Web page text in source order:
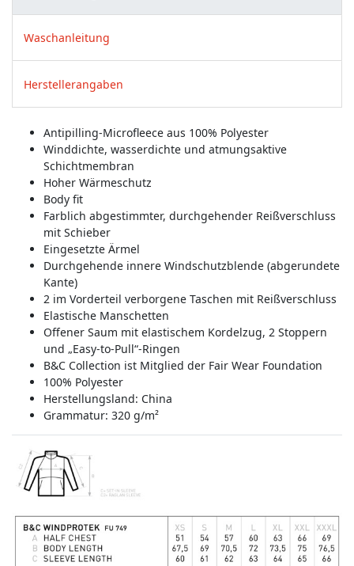
Waschanleitung
Herstellerangaben
Antipilling-Microfleece aus 100% Polyester
Winddichte, wasserdichte und atmungsaktive
Schichtmembran
Hoher Wärmeschutz
Body fit
Farblich abgestimmter, durchgehender Reißverschluss
mit Schieber
Eingesetzte Ärmel
Durchgehende innere Windschutzblende (abgerundete
Kante)
2 im Vorderteil verborgene Taschen mit Reißverschluss
Elastische Manschetten
Offener Saum mit elastischem Kordelzug, 2 Stoppern
und „Easy-to-Pull“-Ringen
B&C Collection ist Mitglied der Fair Wear Foundation
100% Polyester
Herstellungsland: China
Grammatur: 320 g/m²